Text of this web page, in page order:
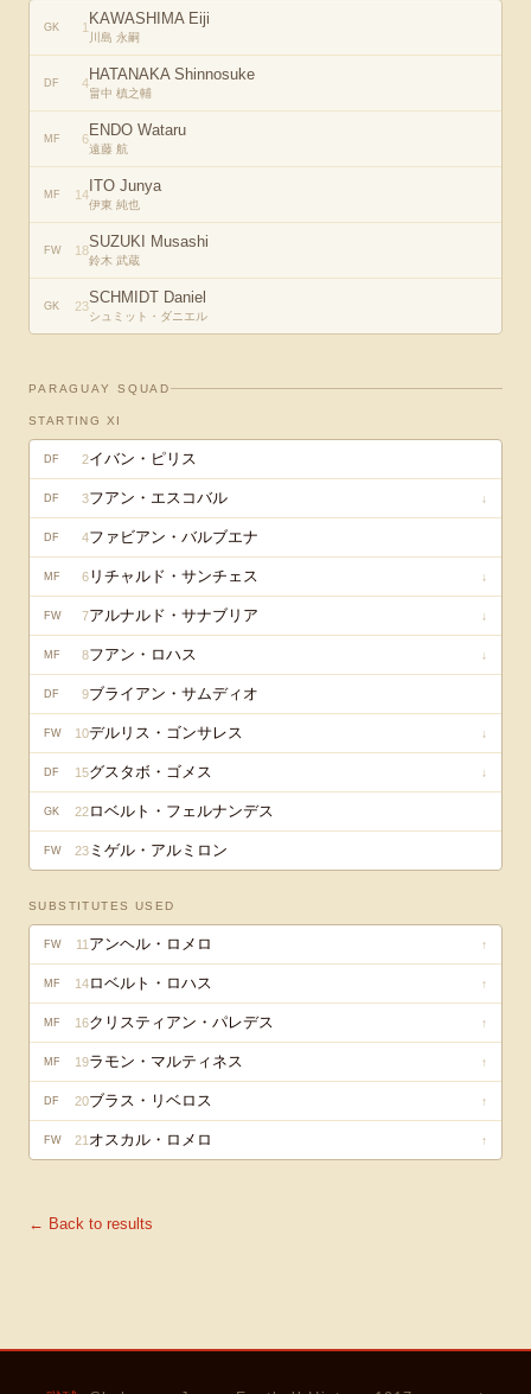
GK 1 KAWASHIMA Eiji
川島 永嗣
DF 4HATANAKA Shinnosuke
畠中 槙之輔
MF 6ENDO Wataru
遠藤 航
MF 14 ITO Junya
伊東 純也
FW 18SUZUKI Musashi
鈴木 武蔵
GK 23SCHMIDT Daniel
シュミット・ダニエル
PARAGUAY SQUAD
STARTING XI
DF 2イバン・ピリス
DF 3フアン・エスコバル ↓
DF 4ファビアン・バルブエナ
MF 6 リチャルド・サンチェス ↓
FW 7アルナルド・サナブリア ↓
MF 8フアン・ロハス ↓
DF 9ブライアン・サムディオ
FW 10デルリス・ゴンサレス ↓
DF 15グスタボ・ゴメス ↓
GK 22ロベルト・フェルナンデス
FW 23 ミゲル・アルミロン
SUBSTITUTES USED
FW 11 アンヘル・ロメロ ↑
MF 14ロベルト・ロハス ↑
MF 16クリスティアン・パレデス ↑
MF 19ラモン・マルティネス ↑
DF 20ブラス・リベロス ↑
FW 21 オスカル・ロメロ ↑
← Back to results